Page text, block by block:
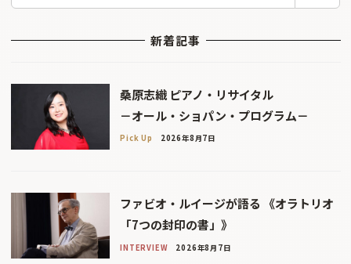
新着記事
桑原志織 ピアノ・リサイタル
－オール・ショパン・プログラム－
Pick Up 2026年8月7日
ファビオ・ルイージが語る 《オラトリオ
「7つの封印の書」》
INTERVIEW 2026年8月7日